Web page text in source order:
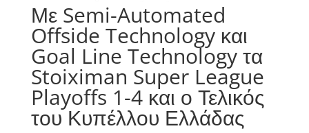
Με Semi-Automated
Offside Technology και
Goal Line Technology τα
Stoiximan Super League
Playoffs 1-4 και ο Τελικός
του Κυπέλλου Ελλάδας